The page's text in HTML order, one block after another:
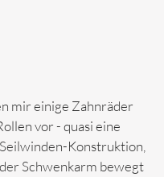
mir einige Zahnräder
vor - quasi eine
Konstruktion,
Schwenkarm bewegt